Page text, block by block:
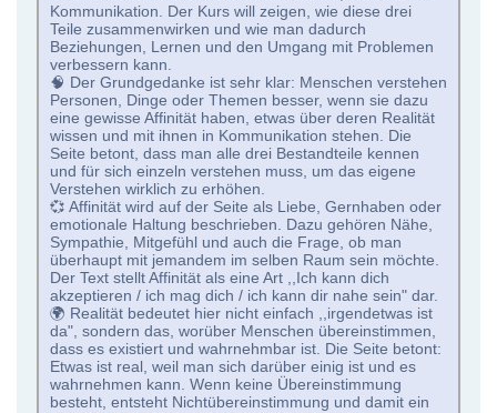
Kommunikation. Der Kurs will zeigen, wie diese drei
Teile zusammenwirken und wie man dadurch
Beziehungen, Lernen und den Umgang mit Problemen
verbessern kann.
🧠 Der Grundgedanke ist sehr klar: Menschen verstehen
Personen, Dinge oder Themen besser, wenn sie dazu
eine gewisse Affinität haben, etwas über deren Realität
wissen und mit ihnen in Kommunikation stehen. Die
Seite betont, dass man alle drei Bestandteile kennen
und für sich einzeln verstehen muss, um das eigene
Verstehen wirklich zu erhöhen.
💞 Affinität wird auf der Seite als Liebe, Gernhaben oder
emotionale Haltung beschrieben. Dazu gehören Nähe,
Sympathie, Mitgefühl und auch die Frage, ob man
überhaupt mit jemandem im selben Raum sein möchte.
Der Text stellt Affinität als eine Art ,,Ich kann dich
akzeptieren / ich mag dich / ich kann dir nahe sein" dar.
🌍 Realität bedeutet hier nicht einfach ,,irgendetwas ist
da", sondern das, worüber Menschen übereinstimmen,
dass es existiert und wahrnehmbar ist. Die Seite betont:
Etwas ist real, weil man sich darüber einig ist und es
wahrnehmen kann. Wenn keine Übereinstimmung
besteht, entsteht Nichtübereinstimmung und damit ein